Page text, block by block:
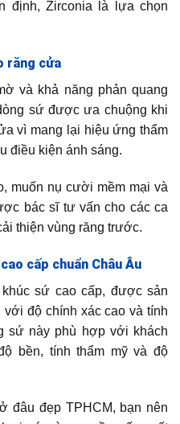
định, Zirconia là lựa chọn
răng cửa
và khả năng phản quang
sứ được ưa chuộng khi
vì mang lại hiệu ứng thẩm
điều kiện ánh sáng.
muốn nụ cười mềm mại và
bác sĩ tư vấn cho các ca
thiện vùng răng trước.
cấp chuẩn Châu Âu
sứ cao cấp, được sản
độ chính xác cao và tính
sứ này phù hợp với khách
bền, tính thẩm mỹ và độ
đâu đẹp TPHCM, bạn nên